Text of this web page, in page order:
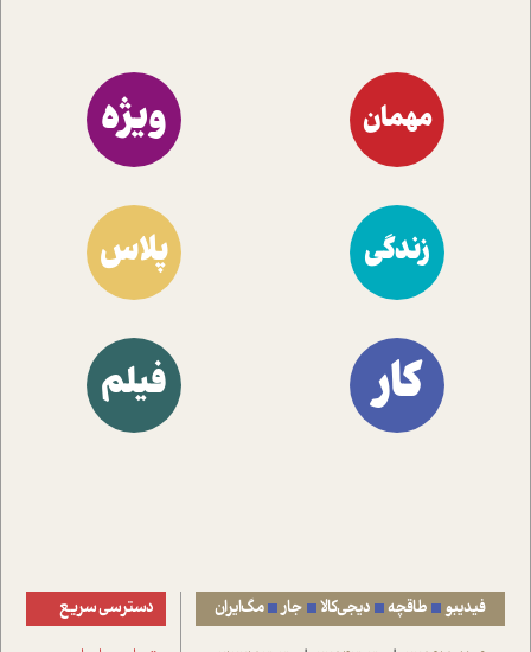
مهمان ویژه
زندگی پلاس
کار فیلم
فیدیبو طاقچه دیجی‌کالا جار مگ‌ایران دسترسی سریع